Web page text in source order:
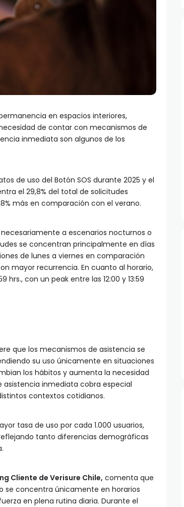
en espacios interiores,
de contar con mecanismos de
inmediata son algunos de los
de uso del Botón SOS durante 2025 y el
el 29,8% del total de solicitudes
más en comparación con el verano.
a escenarios nocturnos o
se concentran principalmente en días
de lunes a viernes en comparación
mayor recurrencia. En cuanto al horario,
hrs., con un peak entre las 12:00 y 13:59
que los mecanismos de asistencia se
su uso únicamente en situaciones
los hábitos y aumenta la necesidad
asistencia inmediata cobra especial
contextos cotidianos.
tasa de uso por cada 1.000 usuarios,
tanto diferencias demográficas
Cliente de Verisure Chile, comenta que
se concentra únicamente en horarios
en plena rutina diaria. Durante el